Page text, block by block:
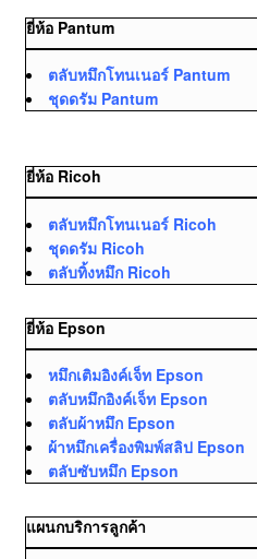
ยี่ห้อ Pantum
ตลับหมึกโทนเนอร์ Pantum
ชุดดรัม Pantum
ยี่ห้อ Ricoh
ตลับหมึกโทนเนอร์ Ricoh
ชุดดรัม Ricoh
ตลับทิ้งหมึก Ricoh
ยี่ห้อ Epson
หมึกเติมอิงค์เจ็ท Epson
ตลับหมึกอิงค์เจ็ท Epson
ตลับผ้าหมึก Epson
ผ้าหมึกเครื่องพิมพ์สลิป Epson
ตลับซับหมึก Epson
แผนกบริการลูกค้า